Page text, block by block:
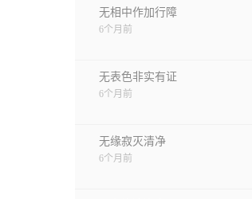
无相中作加行障
6个月前
无表色非实有证
6个月前
无缘寂灭清净
6个月前